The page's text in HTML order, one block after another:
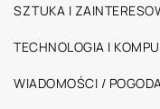
SZTUKA I
TECHNOLOGIA I
WIADOMOŚCI /